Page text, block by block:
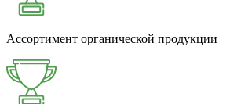
Ассортимент органической продукции